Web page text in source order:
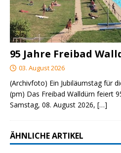
95 Jahre Freibad
03. August 2026
(Archivfoto) Ein Jubiläumstag für
(pm) Das Freibad Walldürn feiert
Samstag, 08. August 2026, […]
ÄHNLICHE ARTIKEL